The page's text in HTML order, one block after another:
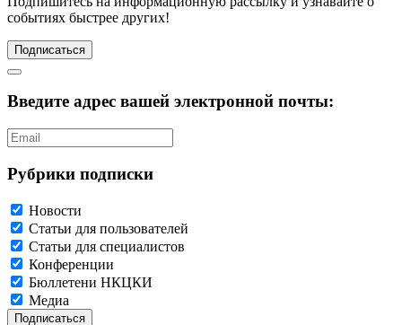
событиях быстрее других!
Подписаться
Введите адрес вашей электронной почты:
Рубрики подписки
Новости
Статьи для пользователей
Статьи для специалистов
Конференции
Бюллетени НКЦКИ
Медиа